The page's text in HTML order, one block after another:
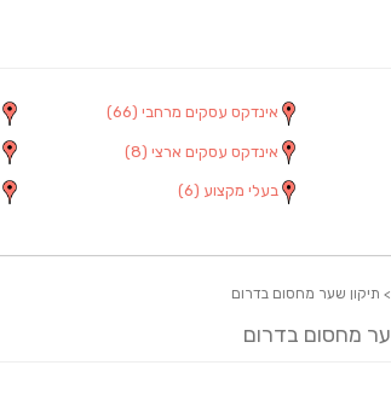
אינדקס עסקים מרחבי (66)
אינדקס עסקים ארצי (8)
בעלי מקצוע (6)
> תיקון שער מחסום בדרום